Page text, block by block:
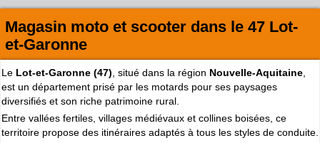
Quoi :
Où :
Trouver un garage Moto !
Recherche avancée
Retrouvez dans votre VILLE
les bonnes adresses deL'ANNUAIRE MOTO & SCOOTER
Magasin moto et scooter dans le 47 Lot-
et-Garonne
Le Lot-et-Garonne (47) , situé dans la région Nouvelle-Aquitaine
est un département prisé par les motards pour ses paysages
diversifiés et son riche patrimoine rural.
Entre vallées fertiles, villages médiévaux et collines boisées, ce
territoire propose des itinéraires adaptés à tous les styles de conduite.